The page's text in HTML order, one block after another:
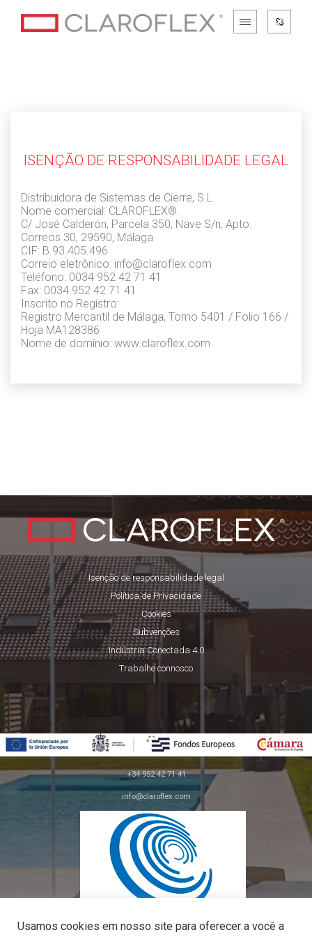
ISENÇÃO DE RESPONSABILIDADE LEGAL
Distribuidora de Sistemas de Cierre, S.L.
Nome comercial: CLAROFLEX®.
C/ José Calderón, Parcela 350, Nave S/n, Apto.
Correos 30, 29590, Málaga
CIF: B.93.405.496
Correio eletrônico: info@claroflex.com
Teléfono: 0034 952 42 71 41
Fax: 0034 952 42 71 41
Inscrito no Registro:
Registro Mercantil de Málaga, Tomo 5401 / Folio 166 /
Hoja MA128386
Nome de domínio: www.claroflex.com
Isenção de responsabilidade legal
Política de Privacidade
Cookies
Subvenções
Indústria Conectada 4.0
Trabalhe connosco
+34 952 42 71 41
info@claroflex.com
C/ José Calderón, parcela 350 (apdo. 30)
29590, Málaga
Usamos cookies em nosso site para oferecer a você a